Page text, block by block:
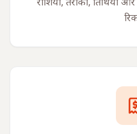
राशियों, तरीकों, तिथियों